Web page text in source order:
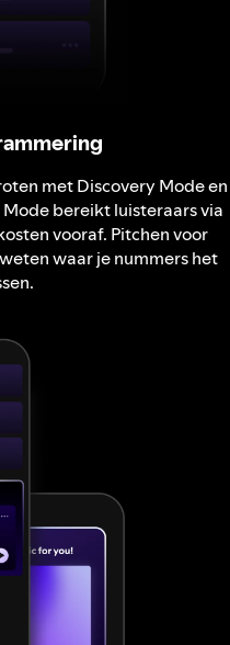
met Discovery Mode en
bereikt luisteraars via
vooraf. Pitchen voor
waar je nummers het